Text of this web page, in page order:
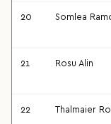
20 Somlea
21 Rosu Alin
22 Thalmaier